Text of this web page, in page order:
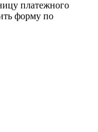
платежного
форму по